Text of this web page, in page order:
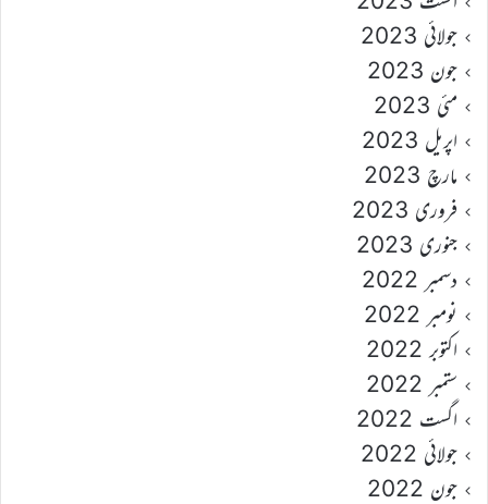
جولائی 2023
جون 2023
مئی 2023
اپریل 2023
مارچ 2023
فروری 2023
جنوری 2023
دسمبر 2022
نومبر 2022
اکتوبر 2022
ستمبر 2022
اگست 2022
جولائی 2022
جون 2022